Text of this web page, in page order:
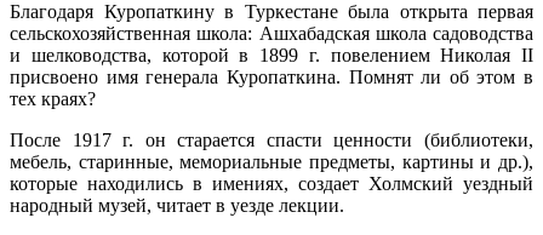
Благодаря Куропаткину в Туркестане была открыта первая
сельскохозяйственная школа: Ашхабадская школа садоводства
и шелководства, которой в 1899 г. повелением Николая II
присвоено имя генерала Куропаткина. Помнят ли об этом в
тех краях?
После 1917 г. он старается спасти ценности (библиотеки,
мебель, старинные, мемориальные предметы, картины и др.),
которые находились в имениях, создает Холмский уездный
народный музей, читает в уезде лекции.